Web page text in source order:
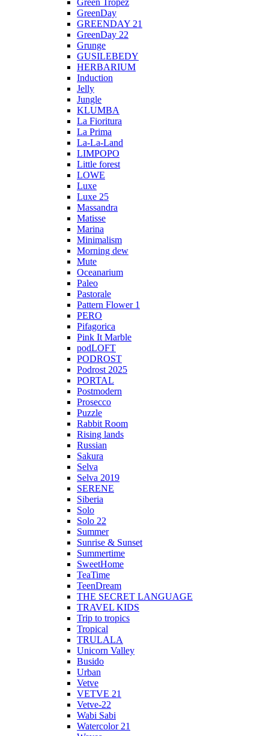
Green Tropez
GreenDay
GREENDAY 21
GreenDay 22
Grunge
GUSILEBEDY
HERBARIUM
Induction
Jelly
Jungle
KLUMBA
La Fioritura
La Prima
La-La-Land
LIMPOPO
Little forest
LOWE
Luxe
Luxe 25
Massandra
Matisse
Marina
Minimalism
Morning dew
Mute
Oceanarium
Paleo
Pastorale
Pattern Flower 1
PERO
Pifagorica
Pink It Marble
podLOFT
PODROST
Podrost 2025
PORTAL
Postmodern
Prosecco
Puzzle
Rabbit Room
Rising lands
Russian
Sakura
Selva
Selva 2019
SERENE
Siberia
Solo
Solo 22
Summer
Sunrise & Sunset
Summertime
SweetHome
TeaTime
TeenDream
THE SECRET LANGUAGE
TRAVEL KIDS
Trip to tropics
Tropical
TRULALA
Unicorn Valley
Busido
Urban
Vetve
VETVE 21
Vetve-22
Wabi Sabi
Watercolor 21